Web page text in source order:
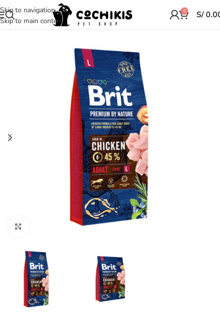
Skip to navigation
Skip to main content
0 S/
Clic para ampliar